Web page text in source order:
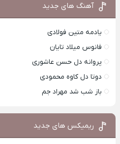
آهنگ های جدید
یادمه متین فولادی
فانوس میلاد تایان
پروانه دل حسن عاشوری
دوتا دل کاوه محمودی
باز شب شد مهراد جم
ریمیکس های جدید